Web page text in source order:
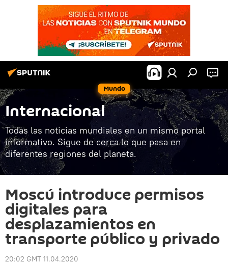
Mundo
Internacional
Todas las noticias mundiales en un mismo portal
informativo. Sigue de cerca lo que pasa en
diferentes regiones del planeta.
Moscú introduce permisos
digitales para
desplazamientos en
transporte público y privado
20:02 GMT 11.04.2020